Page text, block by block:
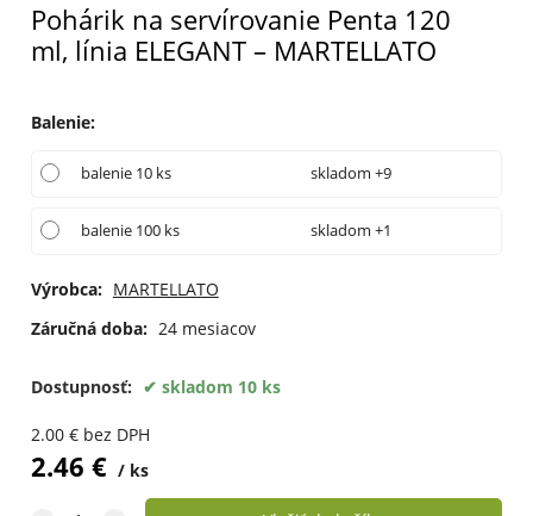
Pohárik na servírovanie Penta 120
ml, línia ELEGANT – MARTELLATO
Balenie:
balenie 10 ks skladom +9
balenie 100 ks skladom +1
Výrobca: MARTELLATO
Záručná doba: 24 mesiacov
Dostupnosť: skladom 10 ks
2.00€ bez DPH
2.46 € ks